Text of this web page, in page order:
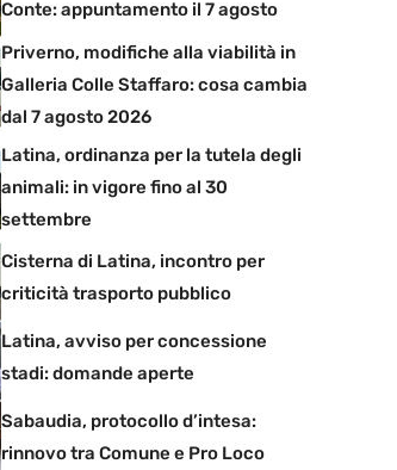
Conte: appuntamento il 7 agosto
Priverno, modifiche alla viabilità in
Galleria Colle Staffaro: cosa cambia
dal 7 agosto 2026
Latina, ordinanza per la tutela degli
animali: in vigore fino al 30
settembre
Cisterna di Latina, incontro per
criticità trasporto pubblico
Latina, avviso per concessione
stadi: domande aperte
Sabaudia, protocollo d’intesa:
rinnovo tra Comune e Pro Loco